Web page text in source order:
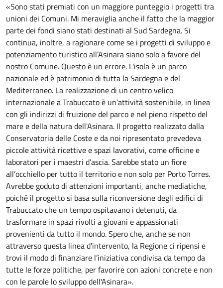
«Sono stati premiati con un maggiore punteggio i progetti tra
unioni dei Comuni. Mi meraviglia anche il fatto che la maggior
parte dei fondi siano stati destinati al Sud Sardegna. Si
continua, inoltre, a ragionare come se i progetti di sviluppo e
potenziamento turistico all’Asinara siano solo a favore del
nostro Comune. Questo è un errore. L'isola è un parco
nazionale ed è patrimonio di tutta la Sardegna e del
Mediterraneo. La realizzazione di un centro velico
internazionale a Trabuccato è un’attività sostenibile, in linea
con gli indirizzi di fruizione del parco e nel pieno rispetto del
mare e della natura dell'Asinara. Il progetto realizzato dalla
Conservatoria delle Coste e da noi ripresentato prevedeva
piccole attività ricettive e spazi lavorativi, come officine e
laboratori per i maestri d’ascia. Sarebbe stato un fiore
all’occhiello per tutto il territorio e non solo per Porto Torres.
Avrebbe goduto di attenzioni importanti, anche mediatiche,
poiché il progetto si basa sulla riconversione degli edifici di
Trabuccato che un tempo ospitavano i detenuti, da
trasformare in spazi rivolti a giovani e appassionati
provenienti da tutto il mondo. Spero che, anche se non
attraverso questa linea d'intervento, la Regione ci ripensi e
trovi il modo di finanziare l’iniziativa condivisa da tempo da
tutte le forze politiche, per favorire con azioni concrete e non
con le parole lo sviluppo dell'Asinara».